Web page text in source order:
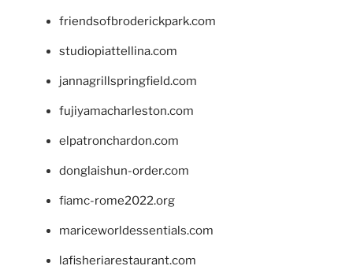
friendsofbroderickpark.com
studiopiattellina.com
jannagrillspringfield.com
fujiyamacharleston.com
elpatronchardon.com
donglaishun-order.com
fiamc-rome2022.org
mariceworldessentials.com
lafisheriarestaurant.com